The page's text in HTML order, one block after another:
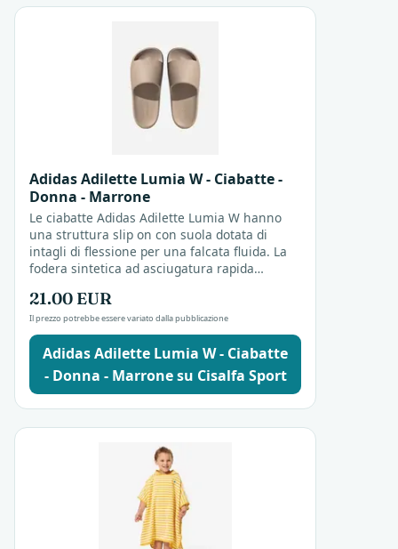
Adidas Adilette Lumia W - Ciabatte -
Donna - Marrone
Le ciabatte Adidas Adilette Lumia W hanno
una struttura slip on con suola dotata di
intagli di flessione per una falcata fluida. La
fodera sintetica ad asciugatura rapida
senza...
21.00 EUR
Il prezzo potrebbe essere variato dalla pubblicazione
Adidas Adilette Lumia W - Ciabatte
- Donna - Marrone su Cisalfa Sport